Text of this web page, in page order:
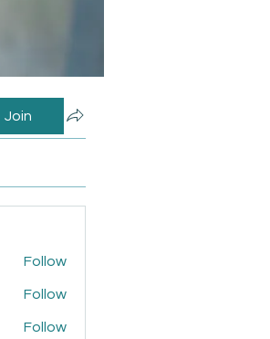
Join
Follow
Follow
Follow